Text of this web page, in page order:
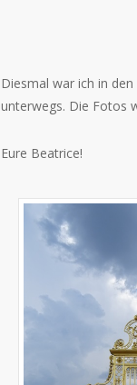
Diesmal war ich in
unterwegs. Die Fotos
Eure Beatrice!